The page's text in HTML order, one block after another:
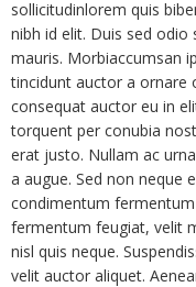
sollicitudinlorem quis
nibh id elit. Duis sed
mauris. Morbiaccumsan
tincidunt auctor a ornare
consequat auctor eu in
torquent per conubia
erat justo. Nullam ac
a augue. Sed non neque
condimentum
fermentum feugiat, velit
nisl quis neque.
velit auctor aliquet.